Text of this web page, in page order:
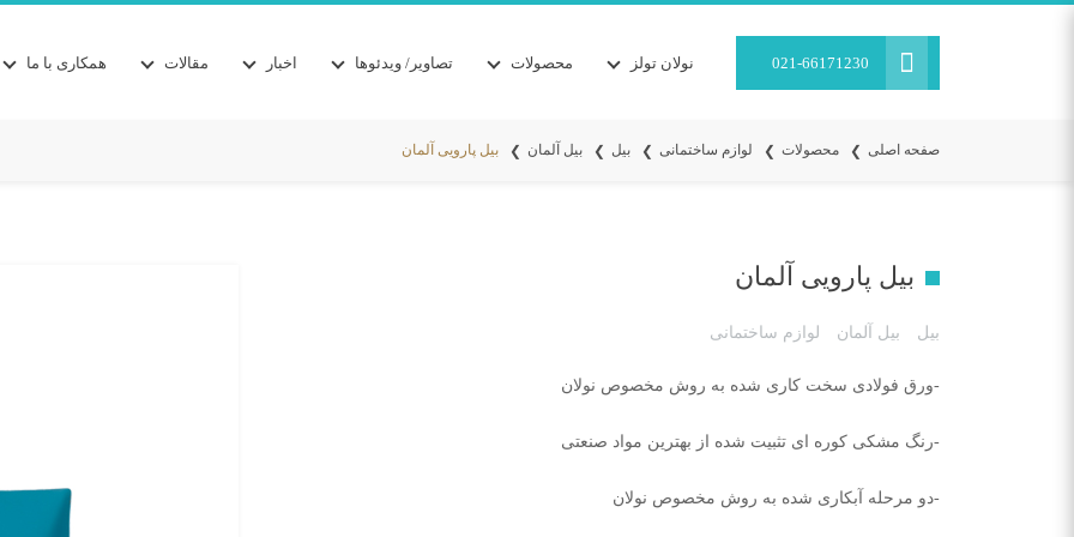
021-66171230 نولان تولز محصولات تصاویر/ ویدئوها اخبار مقالات همکاری با ما
صفحه اصلی محصولات لوازم ساختمانی بیل بیل آلمان بیل پارویی آلمان
بیل پارویی آلمان
بیل بیل آلمان لوازم ساختمانی
-ورق فولادی سخت کاری شده به روش مخصوص نولان
-رنگ مشکی کوره ای تثبیت شده از بهترین مواد صنعتی
-دو مرحله آبکاری شده به روش مخصوص نولان